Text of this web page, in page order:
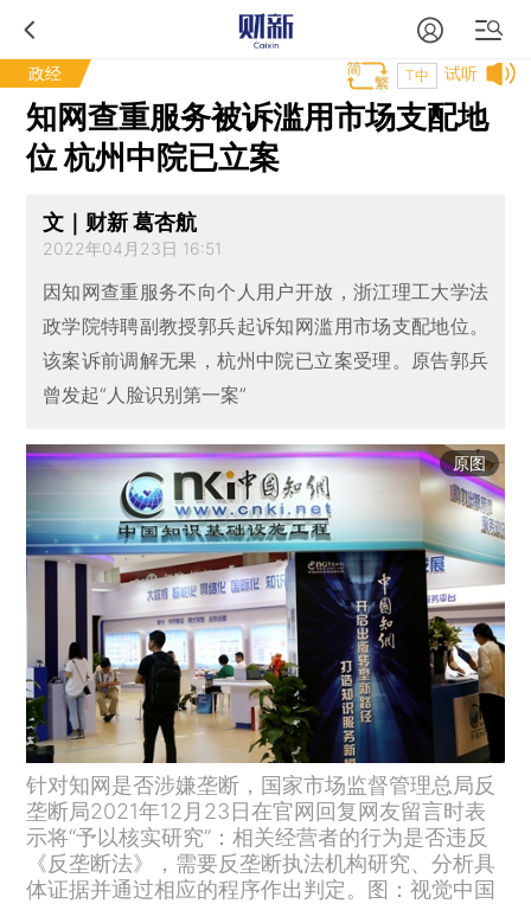
政经 试听
T中
知网查重服务被诉滥用市场支配地
位 杭州中院已立案
文｜财新 葛杏航
2022年04月23日 16:51
因知网查重服务不向个人用户开放，浙江理工大学法
政学院特聘副教授郭兵起诉知网滥用市场支配地位。
该案诉前调解无果，杭州中院已立案受理。原告郭兵
曾发起“人脸识别第一案”
原图
针对知网是否涉嫌垄断，国家市场监督管理总局反
垄断局2021年12月23日在官网回复网友留言时表
示将“予以核实研究”：相关经营者的行为是否违反
《反垄断法》，需要反垄断执法机构研究、分析具
体证据并通过相应的程序作出判定。图：视觉中国